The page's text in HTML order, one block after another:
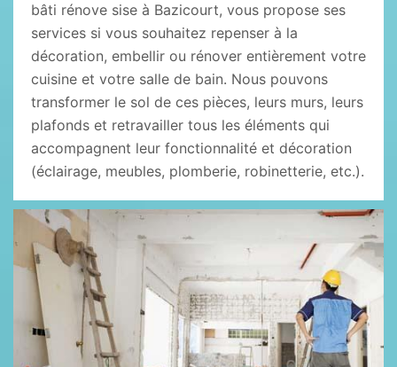
bâti rénove sise à Bazicourt, vous propose ses
services si vous souhaitez repenser à la
décoration, embellir ou rénover entièrement votre
cuisine et votre salle de bain. Nous pouvons
transformer le sol de ces pièces, leurs murs, leurs
plafonds et retravailler tous les éléments qui
accompagnent leur fonctionnalité et décoration
(éclairage, meubles, plomberie, robinetterie, etc.).